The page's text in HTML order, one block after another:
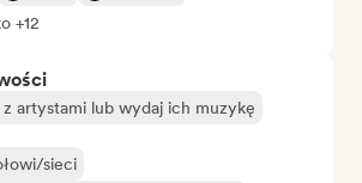
+12
z artystami lub wydaj ich muzykę
sieci